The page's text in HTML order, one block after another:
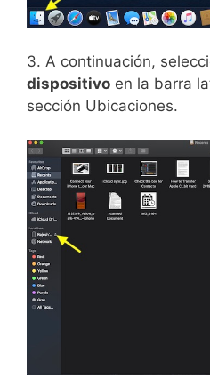
3. A continuación,
dispositivo en la barra
sección Ubicaciones.